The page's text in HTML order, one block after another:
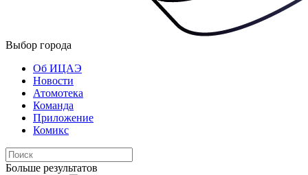
Выбор города
Об ИЦАЭ
Новости
Атомотека
Команда
Приложение
Комикс
Больше результатов